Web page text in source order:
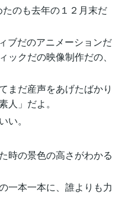
のも去年の１２月末だ
ブだのアニメーションだ
クだの映像制作だの、
まだ産声をあげたばかり
人」だよ。
い。
時の景色の高さがわかる
一本一本に、誰よりも力